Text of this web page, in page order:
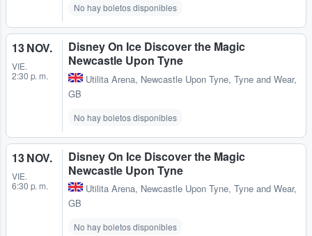
No hay boletos disponibles
13 NOV.
VIE.
2:30 p. m.
Disney On Ice Discover the Magic
Newcastle Upon Tyne
Utilita Arena, Newcastle Upon Tyne, Tyne and Wear,
GB
No hay boletos disponibles
13 NOV.
VIE.
6:30 p. m.
Disney On Ice Discover the Magic
Newcastle Upon Tyne
Utilita Arena, Newcastle Upon Tyne, Tyne and Wear,
GB
No hay boletos disponibles